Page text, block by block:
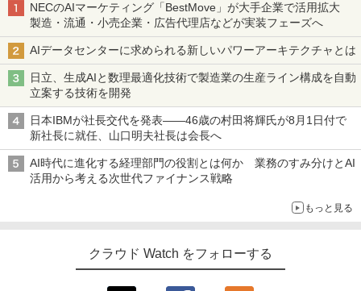
NECのAIマーケティング「BestMove」が大手企業で活用拡大
製造・流通・小売企業・広告代理店などが実装フェーズへ
AIデータセンターに求められる新しいパワーアーキテクチャとは
日立、生成AIと数理最適化技術で製造業の生産ライン構成を自動
立案する技術を開発
日本IBMが社長交代を発表――46歳の村田将輝氏が8月1日付で
新社長に就任、山口明夫社長は会長へ
AI時代に進化する経理部門の役割とは何か 業務のすみ分けとAI
活用から考える次世代ファイナンス戦略
もっと見る
クラウド Watch をフォローする